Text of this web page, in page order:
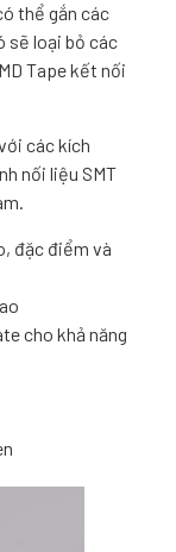
thể gắn các
sẽ loại bỏ các
Tape kết nối
các kích
nối liệu SMT
đặc điểm và
cho khả năng